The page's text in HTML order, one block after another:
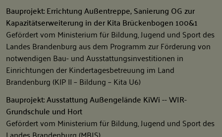
Bauprojekt: Errichtung Außentreppe, Sanierung OG zur
Kapazitätserweiterung in der Kita Brückenbogen 100&1
Gefördert vom Ministerium für Bildung, Jugend und Sport des
Landes Brandenburg aus dem Programm zur Förderung von
notwendigen Bau- und Ausstattungsinvestitionen in
Einrichtungen der Kindertagesbetreuung im Land
Brandenburg (KIP II – Bildung – Kita U6)
Bauprojekt: Ausstattung Außengelände KiWi -- WIR-
Grundschule und Hort
Gefördert vom Ministerium für Bildung, Jugend und Sport des